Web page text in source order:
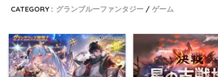
CATEGORY : グランブルーファンタジー ゲーム